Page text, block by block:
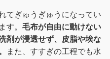
てぎゅうぎゅうになってい
す。 毛布が自由に動けない
剤が浸透せず、皮脂や埃な
また、すすぎの工程でも水